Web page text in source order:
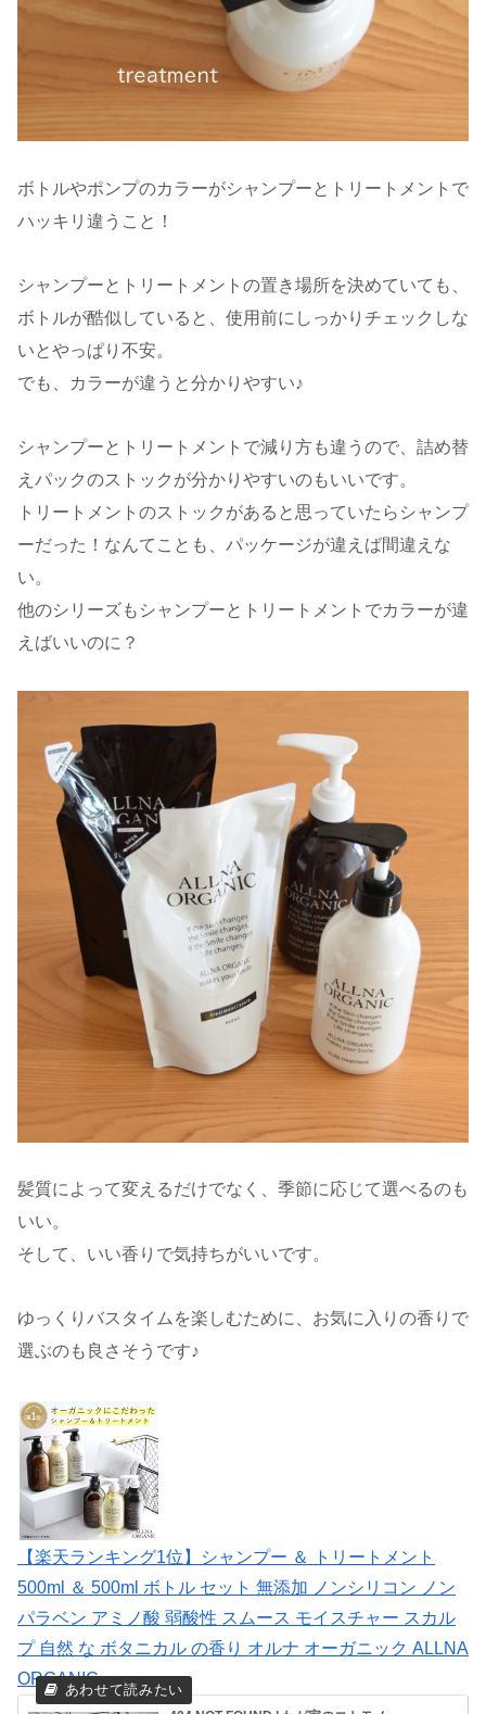
ボトルやポンプのカラーがシャンプーとトリートメントで
ハッキリ違うこと！
シャンプーとトリートメントの置き場所を決めていても、
ボトルが酷似していると、使用前にしっかりチェックしな
いとやっぱり不安。
でも、カラーが違うと分かりやすい♪
シャンプーとトリートメントで減り方も違うので、詰め替
えパックのストックが分かりやすいのもいいです。
トリートメントのストックがあると思っていたらシャンプ
ーだった！なんてことも、パッケージが違えば間違えな
い。
他のシリーズもシャンプーとトリートメントでカラーが違
えばいいのに？
髪質によって変えるだけでなく、季節に応じて選べるのも
いい。
そして、いい香りで気持ちがいいです。
ゆっくりバスタイムを楽しむために、お気に入りの香りで
選ぶのも良さそうです♪
【楽天ランキング1位】シャンプー ＆ トリートメント
500ml ＆ 500ml ボトル セット 無添加 ノンシリコン ノン
パラベン アミノ酸 弱酸性 スムース モイスチャー スカル
プ 自然 な ボタニカル の香り オルナ オーガニック ALLNA
ORGANIC